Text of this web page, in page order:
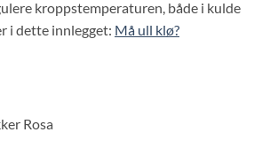
kroppstemperaturen, både i kulde
i dette innlegget: Må ull klø?
Rosa